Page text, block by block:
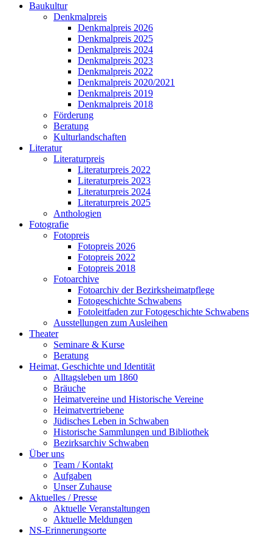
Baukultur
Denkmalpreis
Denkmalpreis 2026
Denkmalpreis 2025
Denkmalpreis 2024
Denkmalpreis 2023
Denkmalpreis 2022
Denkmalpreis 2020/2021
Denkmalpreis 2019
Denkmalpreis 2018
Förderung
Beratung
Kulturlandschaften
Literatur
Literaturpreis
Literaturpreis 2022
Literaturpreis 2023
Literaturpreis 2024
Literaturpreis 2025
Anthologien
Fotografie
Fotopreis
Fotopreis 2026
Fotopreis 2022
Fotopreis 2018
Fotoarchive
Fotoarchiv der Bezirksheimatpflege
Fotogeschichte Schwabens
Fotoleitfaden zur Fotogeschichte Schwabens
Ausstellungen zum Ausleihen
Theater
Seminare & Kurse
Beratung
Heimat, Geschichte und Identität
Alltagsleben um 1860
Bräuche
Heimatvereine und Historische Vereine
Heimatvertriebene
Jüdisches Leben in Schwaben
Historische Sammlungen und Bibliothek
Bezirksarchiv Schwaben
Über uns
Team / Kontakt
Aufgaben
Unser Zuhause
Aktuelles / Presse
Aktuelle Veranstaltungen
Aktuelle Meldungen
NS-Erinnerungsorte